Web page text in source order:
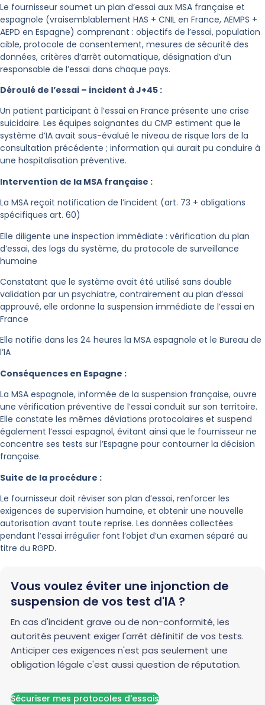
Le fournisseur soumet un plan d’essai aux MSA française et
espagnole (vraisemblablement HAS + CNIL en France, AEMPS +
AEPD en Espagne) comprenant : objectifs de l’essai, population
cible, protocole de consentement, mesures de sécurité des
données, critères d’arrêt automatique, désignation d’un
responsable de l’essai dans chaque pays.
Déroulé de l’essai – incident à J+45 :
Un patient participant à l’essai en France présente une crise
suicidaire. Les équipes soignantes du CMP estiment que le
système d’IA avait sous-évalué le niveau de risque lors de la
consultation précédente ; information qui aurait pu conduire à
une hospitalisation préventive.
Intervention de la MSA française :
La MSA reçoit notification de l’incident (art. 73 + obligations
spécifiques art. 60)
Elle diligente une inspection immédiate : vérification du plan
d’essai, des logs du système, du protocole de surveillance
humaine
Constatant que le système avait été utilisé sans double
validation par un psychiatre, contrairement au plan d’essai
approuvé, elle ordonne la suspension immédiate de l’essai en
France
Elle notifie dans les 24 heures la MSA espagnole et le Bureau de
l’IA
Conséquences en Espagne :
La MSA espagnole, informée de la suspension française, ouvre
une vérification préventive de l’essai conduit sur son territoire.
Elle constate les mêmes déviations protocolaires et suspend
également l’essai espagnol, évitant ainsi que le fournisseur ne
concentre ses tests sur l’Espagne pour contourner la décision
française.
Suite de la procédure :
Le fournisseur doit réviser son plan d’essai, renforcer les
exigences de supervision humaine, et obtenir une nouvelle
autorisation avant toute reprise. Les données collectées
pendant l’essai irrégulier font l’objet d’un examen séparé au
titre du RGPD.
Vous voulez éviter une injonction de
suspension de vos test d'IA ?
En cas d'incident grave ou de non-conformité, les
autorités peuvent exiger l'arrêt définitif de vos tests.
Anticiper ces exigences n'est pas seulement une
obligation légale c'est aussi question de réputation.
Sécuriser mes protocoles d'essais